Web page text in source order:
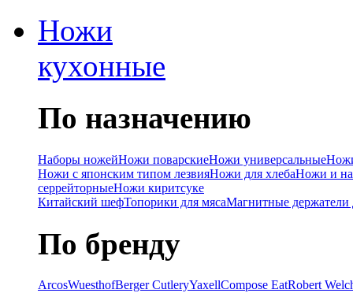
Ножи
кухонные
По назначению
Наборы ножейНожи поварскиеНожи универсальные
Ножи с японским типом лезвияНожи для хлебаНожи и
серрейторныеНожи киритсуке
Китайский шефТопорики для мясаМагнитные держатели
По бренду
ArcosWuesthofBerger CutleryYaxellCompose EatRobert